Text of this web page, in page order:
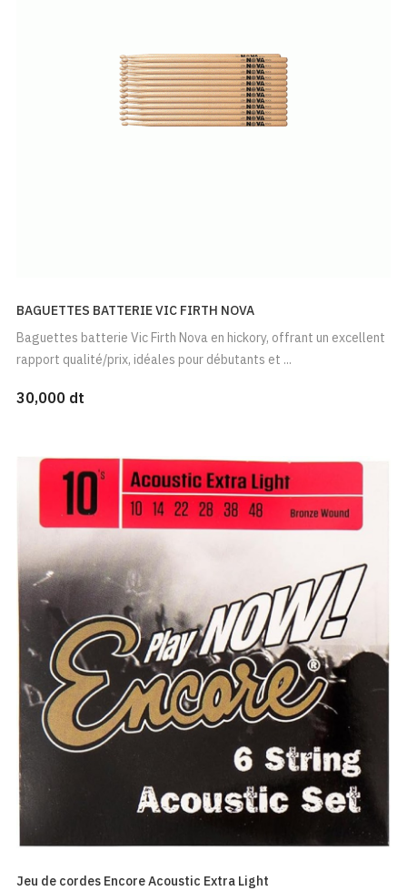
BAGUETTES BATTERIE VIC FIRTH NOVA
Baguettes batterie Vic Firth Nova en hickory, offrant un excellent
rapport qualité/prix, idéales pour débutants et ...
30,000 dt
Jeu de cordes Encore Acoustic Extra Light